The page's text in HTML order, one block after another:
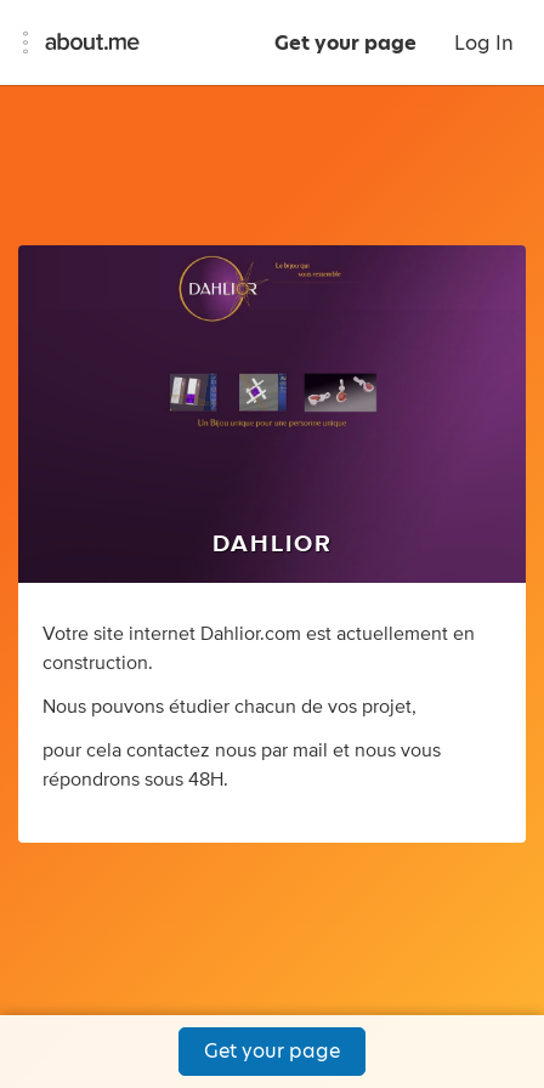
Get your page Log In
DAHLIOR
Votre site internet Dahlior.com est actuellement en
construction.
Nous pouvons étudier chacun de vos projet,
pour cela contactez nous par mail et nous vous
répondrons sous 48H.
Get your page